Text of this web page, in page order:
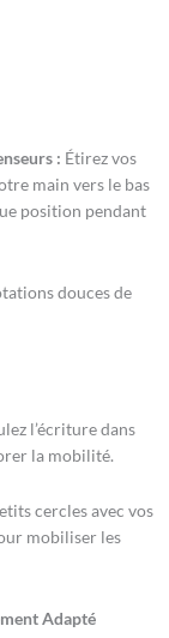
: Étirez vos
main vers le bas
position pendant
douces de
l’écriture dans
la mobilité.
cercles avec vos
mobiliser les
Adapté